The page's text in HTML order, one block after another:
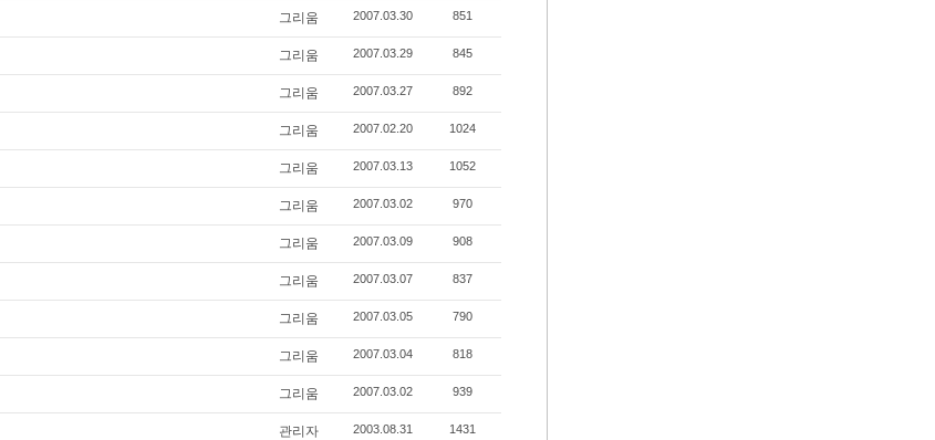
그리움 2007.03.30 851
그리움 2007.03.29 845
그리움 2007.03.27 892
그리움 2007.02.20 1024
그리움 2007.03.13 1052
그리움 2007.03.02 970
그리움 2007.03.09 908
그리움 2007.03.07 837
그리움 2007.03.05 790
그리움 2007.03.04 818
그리움 2007.03.02 939
관리자 2003.08.31 1431